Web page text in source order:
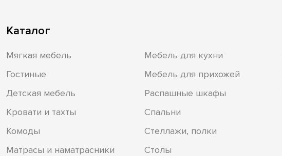
Каталог
Мягкая мебель
Гостиные
Детская мебель
Кровати и тахты
Комоды
Матрасы и наматрасники
Мебель для кухни
Мебель для прихожей
Распашные шкафы
Спальни
Стеллажи, полки
Столы